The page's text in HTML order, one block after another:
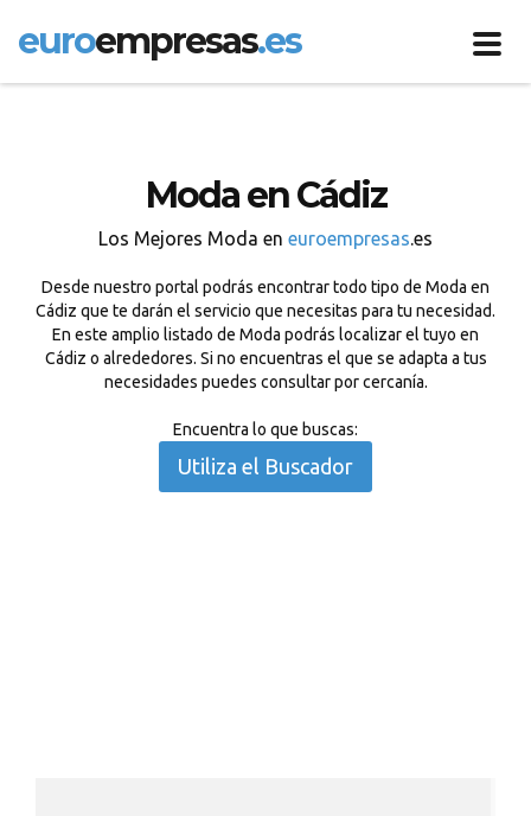
euroempresas.es
Moda en Cádiz
Los Mejores Moda en euroempresas.es
Desde nuestro portal podrás encontrar todo tipo de Moda en
Cádiz que te darán el servicio que necesitas para tu necesidad.
En este amplio listado de Moda podrás localizar el tuyo en
Cádiz o alrededores. Si no encuentras el que se adapta a tus
necesidades puedes consultar por cercanía.
Encuentra lo que buscas:
Utiliza el Buscador